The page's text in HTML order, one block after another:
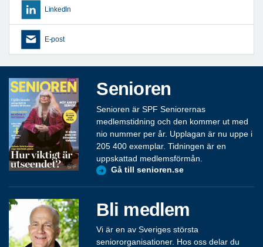
LinkedIn
E-post
Senioren
Senioren är SPF Seniorernas
medlemstidning och den kommer ut med
nio nummer per år. Upplagan är nu uppe i
205 400 exemplar. Tidningen är en
uppskattad medlemsförmån.
Gå till senioren.se
Bli medlem
Vi är en av Sveriges största
seniororganisationer. Hos oss delar du